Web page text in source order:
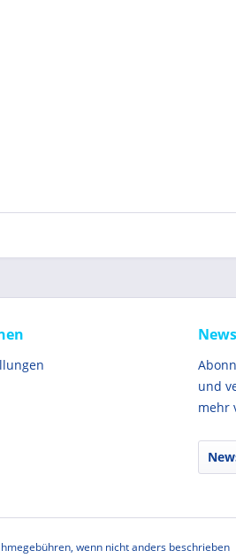
und
mehr
wenn nicht anders beschrieben